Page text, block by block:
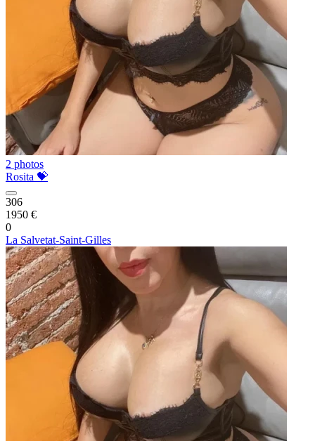
2 photos
Rosita 💝
306
1950 €
0
La Salvetat-Saint-Gilles